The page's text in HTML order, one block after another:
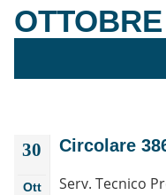
30
Ott
Circolare
Serv. Tecnico